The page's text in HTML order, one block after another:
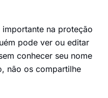
na proteção
pode ver ou editar
conhecer seu nome
não os compartilhe